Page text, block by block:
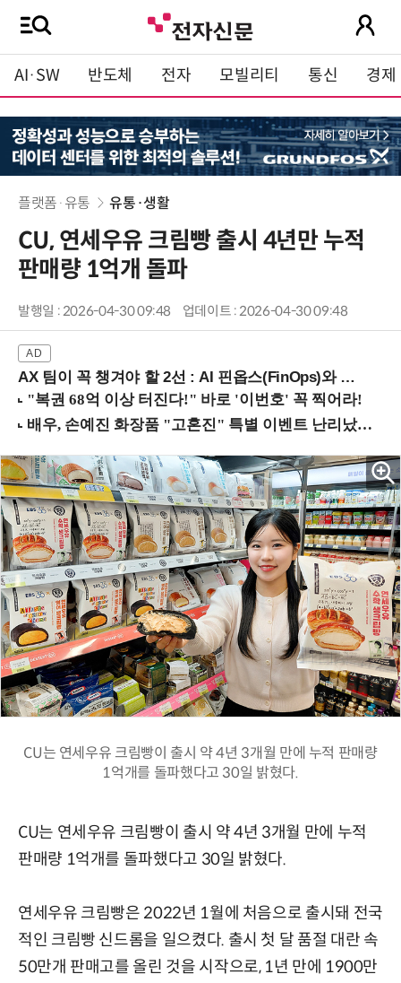
AI·SW 반도체 전자 모빌리티 통신 경제
플랫폼·유통 유통·생활
CU, 연세우유 크림빵 출시 4년만 누적
판매량 1억개 돌파
발행일 : 2026-04-30 09:48 업데이트 : 2026-04-30 09:48
AX 팀이 꼭 챙겨야 할 2선 : AI 핀옵스(FinOps)와 토큰 거버넌스 (8/21 잠실역)
CU는 연세우유 크림빵이 출시 약 4년 3개월 만에 누적 판매량
1억개를 돌파했다고 30일 밝혔다.
CU는 연세우유 크림빵이 출시 약 4년 3개월 만에 누적
판매량 1억개를 돌파했다고 30일 밝혔다.
연세우유 크림빵은 2022년 1월에 처음으로 출시돼 전국
적인 크림빵 신드롬을 일으켰다. 출시 첫 달 품절 대란 속
50만개 판매고를 올린 것을 시작으로, 1년 만에 1900만